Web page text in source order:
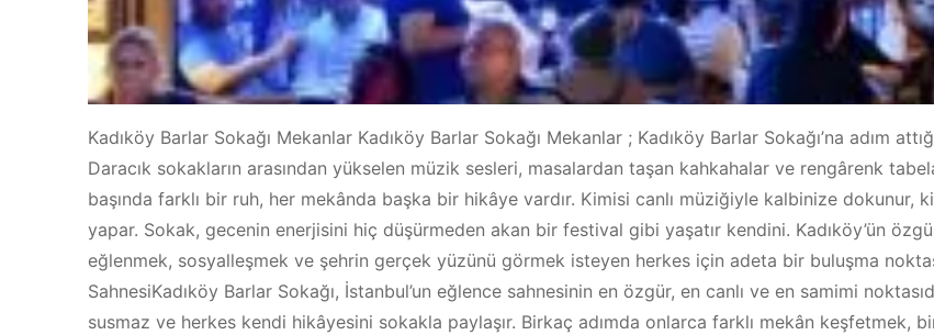
Kadıköy Barlar Sokağı Mekanlar Kadıköy Barlar Sokağı Mekanlar ; Kadıköy Barlar Sokağı’na adım
Daracık sokakların arasından yükselen müzik sesleri, masalardan taşan kahkahalar ve rengârenk
başında farklı bir ruh, her mekânda başka bir hikâye vardır. Kimisi canlı müziğiyle kalbinize
yapar. Sokak, gecenin enerjisini hiç düşürmeden akan bir festival gibi yaşatır kendini. Kadıköy’ün
eğlenmek, sosyalleşmek ve şehrin gerçek yüzünü görmek isteyen herkes için adeta bir buluşma
SahnesiKadıköy Barlar Sokağı, İstanbul’un eğlence sahnesinin en özgür, en canlı ve en samimi
susmaz ve herkes kendi hikâyesini sokakla paylaşır. Birkaç adımda onlarca farklı mekân keşfetmek,